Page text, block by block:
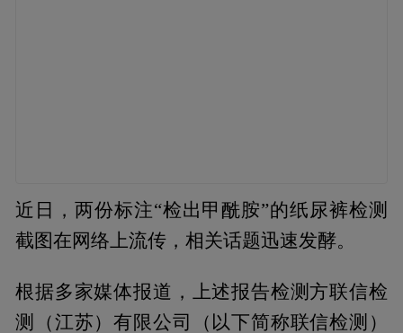
近日，两份标注“检出甲酰胺”的纸尿裤检测
截图在网络上流传，相关话题迅速发酵。
根据多家媒体报道，上述报告检测方联信检
测（江苏）有限公司（以下简称联信检测）